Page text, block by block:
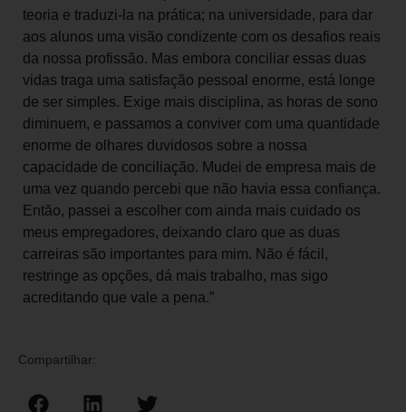
teoria e traduzi-la na prática; na universidade, para dar
aos alunos uma visão condizente com os desafios reais
da nossa profissão. Mas embora conciliar essas duas
vidas traga uma satisfação pessoal enorme, está longe
de ser simples. Exige mais disciplina, as horas de sono
diminuem, e passamos a conviver com uma quantidade
enorme de olhares duvidosos sobre a nossa
capacidade de conciliação. Mudei de empresa mais de
uma vez quando percebi que não havia essa confiança.
Então, passei a escolher com ainda mais cuidado os
meus empregadores, deixando claro que as duas
carreiras são importantes para mim. Não é fácil,
restringe as opções, dá mais trabalho, mas sigo
acreditando que vale a pena.”
Compartilhar: